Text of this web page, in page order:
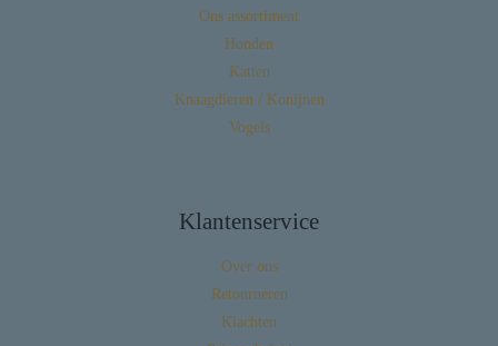
Ons assortiment
Honden
Katten
Knaagdieren / Konijnen
Vogels
Klantenservice
Over ons
Retourneren
Klachten